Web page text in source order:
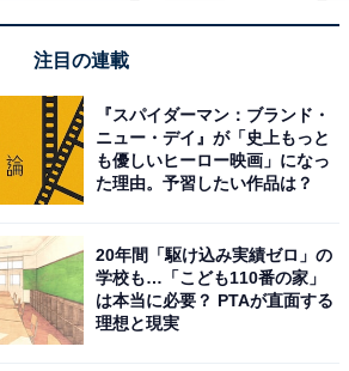
注目の連載
『スパイダーマン：ブランド・
ニュー・デイ』が「史上もっと
も優しいヒーロー映画」になっ
た理由。予習したい作品は？
20年間「駆け込み実績ゼロ」の
学校も…「こども110番の家」
は本当に必要？ PTAが直面する
理想と現実